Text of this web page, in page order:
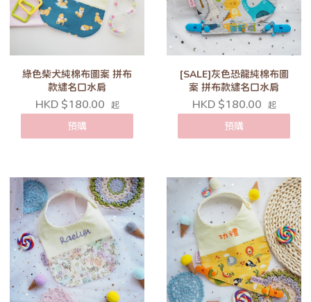
綠色柴犬純棉布圖案 拼布
款繡名口水肩
HKD $180.00 起
預購
[SALE]灰色恐龍純棉布圖
案 拼布款繡名口水肩
HKD $180.00 起
預購